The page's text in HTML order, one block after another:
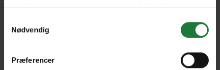
samtykker til vores cookies, hvis du fortsætter med at
Nødvendig
Præferencer